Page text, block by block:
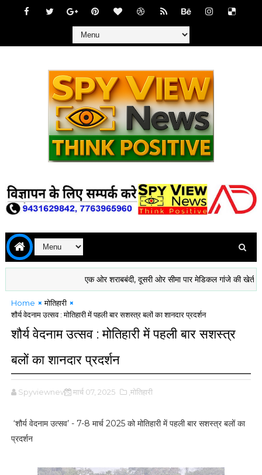
एक ओर शराबबंदी, दूसरी ओर सीमा पार मेडिकल गांजे की खेती को
Home
मोतिहारी
शौर्य वेदनाम उत्सव : मोतिहारी में पहली बार सशस्त्र बलों का शानदार प्रदर्शन
शौर्य वेदनाम उत्सव : मोतिहारी में पहली बार सशस्त्र
बलों का शानदार प्रदर्शन
Spyviewnews मार्च 07, 2025 ,मोतिहारी
‘शौर्य वेदनाम उत्सव’ - 7-8 मार्च 2025 को मोतिहारी में पहली बार सशस्त्र बलों का
प्रदर्शन